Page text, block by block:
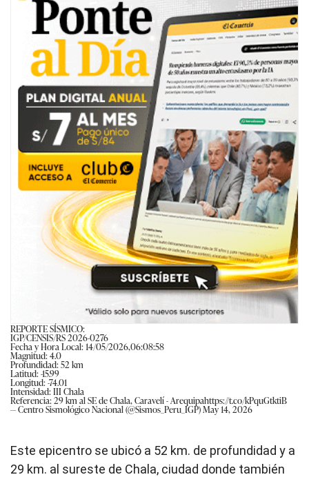
REPORTE SÍSMICO:
IGP/CENSIS/RS 2026-0276
Fecha y Hora Local: 14/05/2026,06:08:58
Magnitud: 4.0
Profundidad: 52 km
Latitud: -15.99
Longitud: -74.01
Intensidad: III Chala
Referencia: 29 km al SE de Chala, Caravelí - Arequipahttps://t.co/kPquGtktiB
— Centro Sismológico Nacional (@Sismos_Peru_IGP)May 14, 2026
Este epicentro se ubicó a 52 km. de profundidad y a
29 km. al sureste de Chala, ciudad donde también